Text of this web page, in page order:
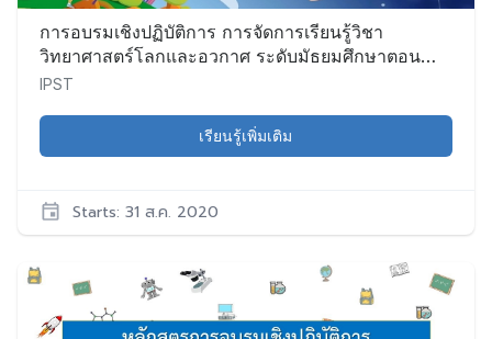
การอบรมเชิงปฏิบัติการ การจัดการเรียนรู้วิชา
วิทยาศาสตร์โลกและอวกาศ ระดับมัธยมศึกษาตอน
ปลาย (รายวิชาพื้นฐาน)
IPST
เรียนรู้เพิ่มเติม
Starts: 31 ส.ค. 2020
ES001